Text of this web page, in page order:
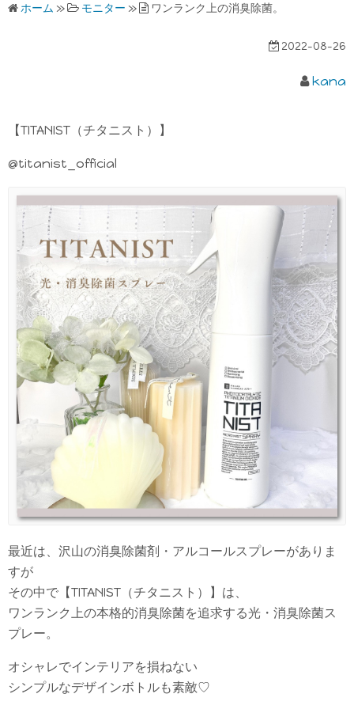
ホーム » モニター » ワンランク上の消臭除菌。
2022-08-26
kana
【TITANIST（チタニスト）】
@titanist_official
最近は、沢山の消臭除菌剤・アルコールスプレーがありま
すが
その中で【TITANIST（チタニスト）】は、
ワンランク上の本格的消臭除菌を追求する光・消臭除菌ス
プレー。
オシャレでインテリアを損ねない
シンプルなデザインボトルも素敵♡